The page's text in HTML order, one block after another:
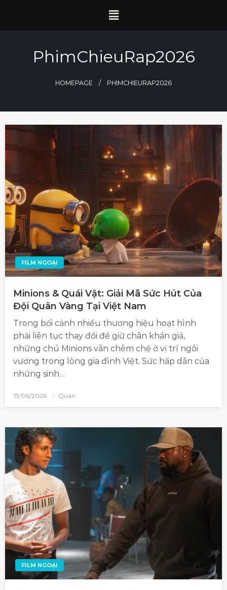
PhimChieuRap2026
HOMEPAGE PHIMCHIEURAP2026
FILM NGOẠI
Minions & Quái Vật: Giải Mã Sức Hút Của
Đội Quân Vàng Tại Việt Nam
Trong bối cảnh nhiều thương hiệu hoạt hình
phải liên tục thay đổi để giữ chân khán giả,
những chú Minions vẫn chễm chệ ở vị trí ngôi
vương trong lòng gia đình Việt. Sức hấp dẫn của
những sinh…
13/06/2026 Quân
FILM NGOẠI